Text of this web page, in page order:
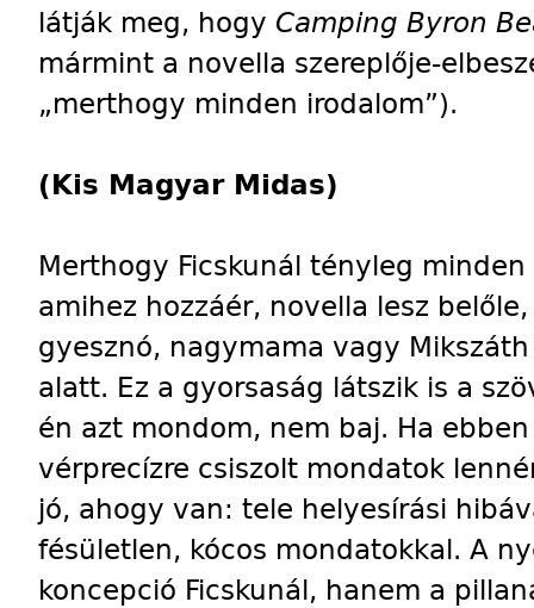
látják meg, hogy Camping Byron
mármint a novella szereplője-
„merthogy minden irodalom”).
(Kis Magyar Midas)
Merthogy Ficskunál tényleg
amihez hozzáér, novella lesz
gyesznó, nagymama vagy
alatt. Ez a gyorsaság látszik is a
én azt mondom, nem baj. Ha
vérprecízre csiszolt mondatok
jó, ahogy van: tele helyesírási
fésületlen, kócos mondatokkal. A
koncepció Ficskunál, hanem a